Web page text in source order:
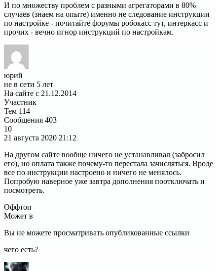
И по множеству проблем с разными агрегаторами в 80%
случаев (знаем на опыте) именно не следование инструкции
по настройке - почитайте форумы робокасс тут, интеркасс и
прочих - вечно игнор инструкций по настройкам.
юрий
не в сети 5 лет
На сайте с 21.12.2014
Участник
Тем 114
Сообщения 403
10
21 августа 2020 21:12
На другом сайте вообще ничего не устанавливал (забросил
его), но оплата также почему-то перестала зачисляться. Вроде
все по инструкции настроено и ничего не менялось.
Попробую наверное уже завтра дополнения поотключать и
посмотреть.
Оффтоп
Может в
Вы не можете просматривать опубликованные ссылки
чего есть?